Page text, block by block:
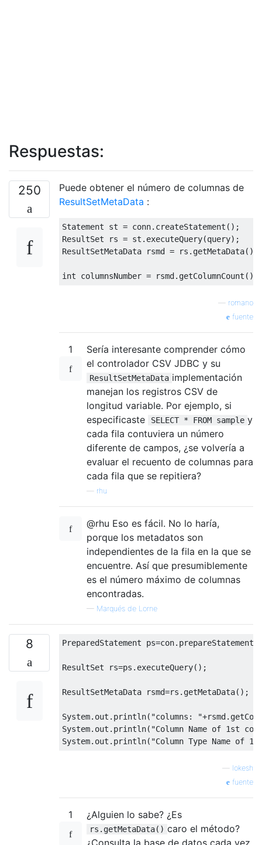
Respuestas:
250
Puede obtener el número de columnas de
ResultSetMetaData :
Statement st = conn. createStatement ();
ResultSet rs = st . executeQuery(query);
ResultSetMetaData rsmd = rs . getMetaData();
int columnsNumber = rsmd. getColumnCount ();
romano
fuente
1
Sería interesante comprender cómo
el controlador CSV JDBC y su
ResultSetMetaData implementación
manejan los registros CSV de
longitud variable. Por ejemplo, si
especificaste
SELECT * FROM sample y
cada fila contuviera un número
diferente de campos, ¿se volvería a
evaluar el recuento de columnas para
cada fila que se repitiera?
rhu
@rhu Eso es fácil. No lo haría,
porque los metadatos son
independientes de la fila en la que se
encuentre. Así que presumiblemente
es el número máximo de columnas
encontradas.
— Marqués de Lorne
8 PreparedStatement ps=con. prepareStatement
ResultSet rs=ps . executeQuery();
ResultSetMetaData rsmd=rs . getMetaData();
System. out . println( "columns: "+rsmd.
System. out . println( "Column Name of 1st
System. out . println( "Column Type Name of
lokesh
fuente
1 ¿Alguien lo sabe? ¿Es
rs.getMetaData() caro el método?
¿Consulta la base de datos cada vez